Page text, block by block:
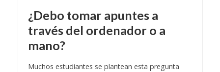
¿Debo tomar apuntes a
través del ordenador o a
mano?
Muchos estudiantes se plantean esta pregunta